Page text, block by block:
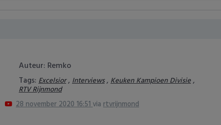
FC Twente
FC Utrecht
Feyenoord
Vrouwenvoetbal
Champions League
Europa League
Auteur: Remko
Tags: Excelsior, Interviews, Keuken Kampioen Divisie,
RTV Rijnmond
28 november 2020 16:51via rtvrijnmond